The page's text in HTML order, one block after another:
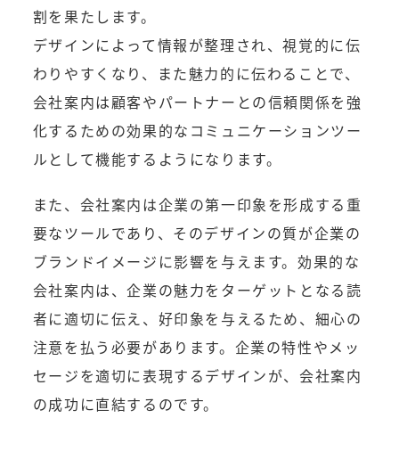
割を果たします。
デザインによって情報が整理され、視覚的に伝
わりやすくなり、また魅力的に伝わることで、
会社案内は顧客やパートナーとの信頼関係を強
化するための効果的なコミュニケーションツー
ルとして機能するようになります。
また、会社案内は企業の第一印象を形成する重
要なツールであり、そのデザインの質が企業の
ブランドイメージに影響を与えます。効果的な
会社案内は、企業の魅力をターゲットとなる読
者に適切に伝え、好印象を与えるため、細心の
注意を払う必要があります。企業の特性やメッ
セージを適切に表現するデザインが、会社案内
の成功に直結するのです。